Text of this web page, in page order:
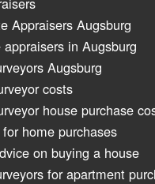
Appraisers Augsburg
in Augsburg
Augsburg
costs
house purchase
home purchases
on buying a house
for apartment